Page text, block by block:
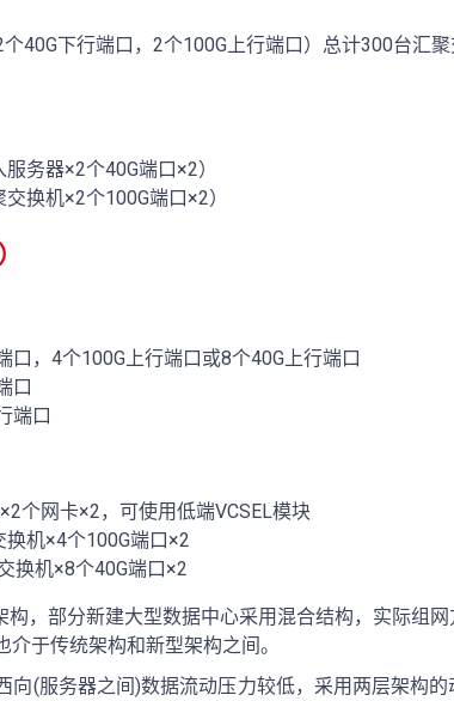
40G下行端口，2个100G上行端口）总计300台汇
务器×2个40G端口×2）
换机×2个100G端口×2）
口，4个100G上行端口或8个40G上行端口
口
端口
个网卡×2，可使用低端VCSEL模块
机×4个100G端口×2
换机×8个40G端口×2
，部分新建大型数据中心采用混合结构，实际组网
于传统架构和新型架构之间。
向(服务器之间)数据流动压力较低，采用两层架构